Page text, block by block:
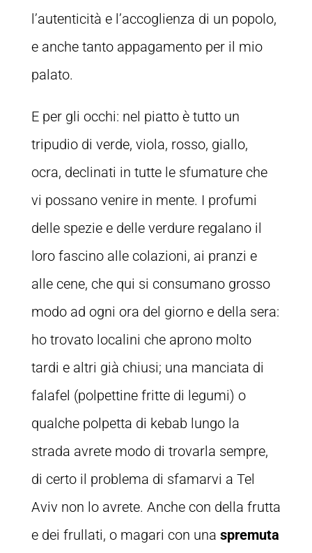
l’autenticità e l’accoglienza di un popolo,
e anche tanto appagamento per il mio
palato.
E per gli occhi: nel piatto è tutto un
tripudio di verde, viola, rosso, giallo,
ocra, declinati in tutte le sfumature che
vi possano venire in mente. I profumi
delle spezie e delle verdure regalano il
loro fascino alle colazioni, ai pranzi e
alle cene, che qui si consumano grosso
modo ad ogni ora del giorno e della sera:
ho trovato localini che aprono molto
tardi e altri già chiusi; una manciata di
falafel (polpettine fritte di legumi) o
qualche polpetta di kebab lungo la
strada avrete modo di trovarla sempre,
di certo il problema di sfamarvi a Tel
Aviv non lo avrete. Anche con della frutta
e dei frullati, o magari con una spremuta